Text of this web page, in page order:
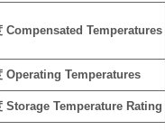
Compensated Temperatures
Operating Temperatures
Storage Temperature Rating